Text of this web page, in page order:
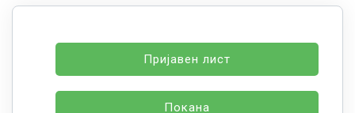
Пријавен лист
Покана